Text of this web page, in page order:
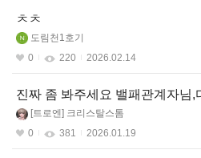
ㅊㅊ
도림천1호기
0
220 2026.02.14
진짜 좀 봐주세요 밸패관계자님,
트로엔
크리스탈스톰
0
381 2026.01.19